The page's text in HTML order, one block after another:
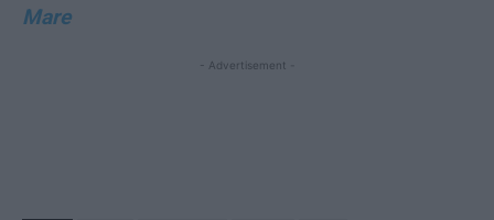
Mare
- Advertisement -